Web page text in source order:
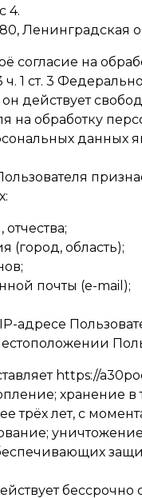
4.
Ленинградская
согласие на
1 ст. 3
он действует
на обработку
данных
(город, область);
почты (e-mail);
адресе
https://
хранение
трёх лет, с